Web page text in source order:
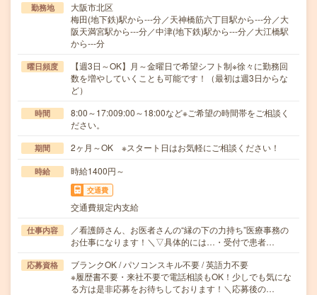
勤務地
大阪市北区
梅田(地下鉄)駅から---分／天神橋筋六丁目駅から---分／大
阪天満宮駅から---分／中津(地下鉄)駅から---分／大江橋駅
から---分
曜日頻度
【週3日～OK】月～金曜日で希望シフト制※徐々に勤務回
数を増やしていくことも可能です！（最初は週3日からな
ど）
時間
8:00～17:009:00～18:00など※ご希望の時間帯をご相談く
ださい。
期間 2ヶ月～OK ※スタート日はお気軽にご相談ください！
時給 時給1400円～
交通費
交通費規定内支給
仕事内容
／看護師さん、お医者さんの“縁の下の力持ち”医療事務の
お仕事になります！＼▽具体的には…・受付で患者…
応募資格
ブランクOK / パソコンスキル不要 / 英語力不要
※履歴書不要・来社不要で電話相談もOK！少しでも気にな
る方は是非応募をお待ちしております！＼応募後の…